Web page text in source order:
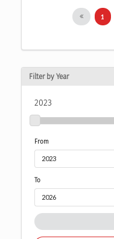
1
Filter by Year
2023
From
To